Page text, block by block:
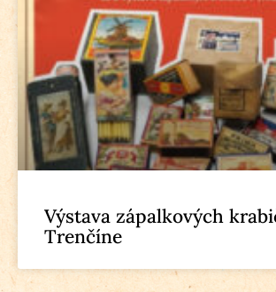
Výstava zápalkových
Trenčíne